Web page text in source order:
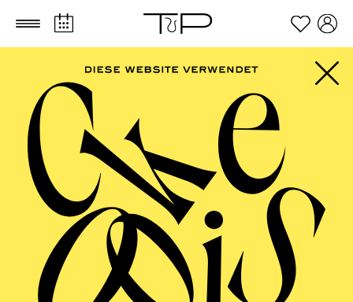
Zum Hauptinhalt springen Zum Footer springen
FILTER
SEPTEMBER 2026
PHILHARMONIE ESSEN
Freitag
04.09.2026
20:00 - 23:00